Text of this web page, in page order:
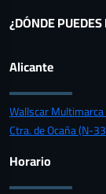
¿DÓNDE
Alicante
Wallscar
Ctra. de Ocaña (N-
Horario